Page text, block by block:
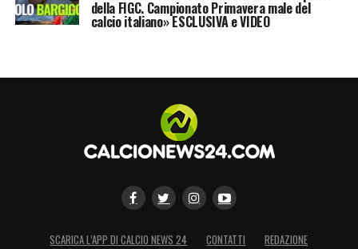
amministratore delegato Beppe Marotta.
LA PLAYLIST DELLE NOSTRE TOP NEWS
della FIGC. Campionato Primavera male del
calcio italiano» ESCLUSIVA e VIDEO
SCARICA L’APP DI CALCIO NEWS 24 CONTATTI
REDAZIONE